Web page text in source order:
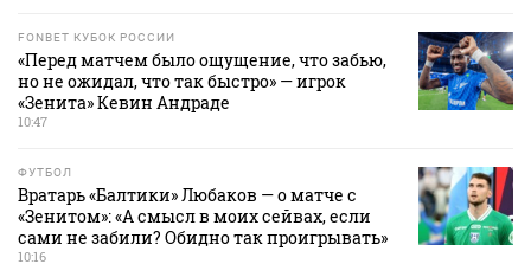
FONBET КУБОК РОССИИ
«Перед матчем было ощущение, что забью,
но не ожидал, что так быстро» — игрок
«Зенита» Кевин Андраде
10:47
ФУТБОЛ
Вратарь «Балтики» Любаков — о матче с
«Зенитом»: «А смысл в моих сейвах, если
сами не забили? Обидно так проигрывать»
10:16